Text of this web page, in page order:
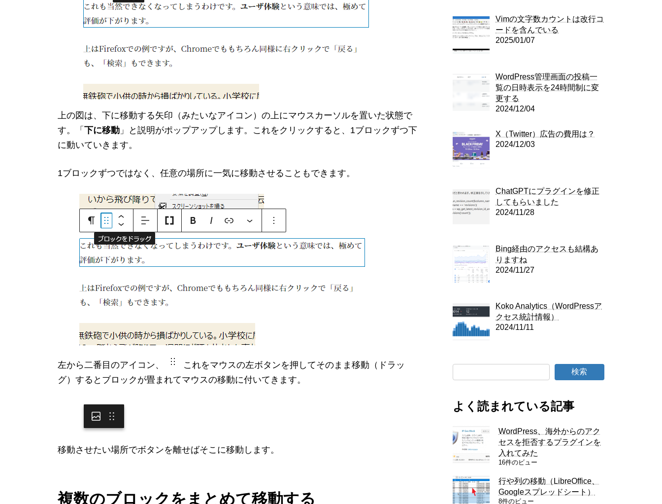
上の図は、下に移動する矢印（みたいなアイコン）の上にマウスカーソルを置いた状態で
す。「 下に移動 」と説明がポップアップします。これをクリックすると、1ブロックずつ下
に動いていきます。
1ブロックずつではなく、任意の場所に一気に移動させることもできます。
左から二番目のアイコン、
これをマウスの左ボタンを押してそのまま移動（ドラッ
グ）するとブロックが畳まれてマウスの移動に付いてきます。
移動させたい場所でボタンを離せばそこに移動します。
複数のブロックをまとめて移動する
Vimの文字数カウントは改行コ
ードを含んでいる
2025/01/07
WordPress管理画面の投稿一
覧の日時表示を24時間制に変
更する
2024/12/04
X（Twitter）広告の費用は？
2024/12/03
ChatGPTにプラグインを修正
してもらいました
2024/11/28
Bing経由のアクセスも結構あ
りますね
2024/11/27
Koko Analytics（WordPressア
クセス統計情報）
2024/11/11
検索
よく読まれている記事
WordPress、海外からのアク
セスを拒否するプラグインを
入れてみた
16件のビュー
行や列の移動（LibreOffice、
Googleスプレッドシート）
8件のビュー